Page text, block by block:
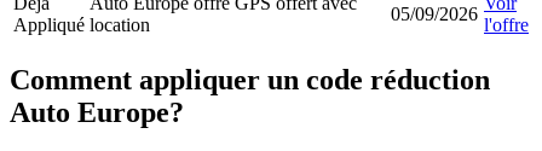
Appliqué location
05/09/2026
l'offre
Comment appliquer un code réduction
Auto Europe?